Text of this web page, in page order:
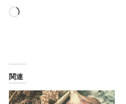
読
関連